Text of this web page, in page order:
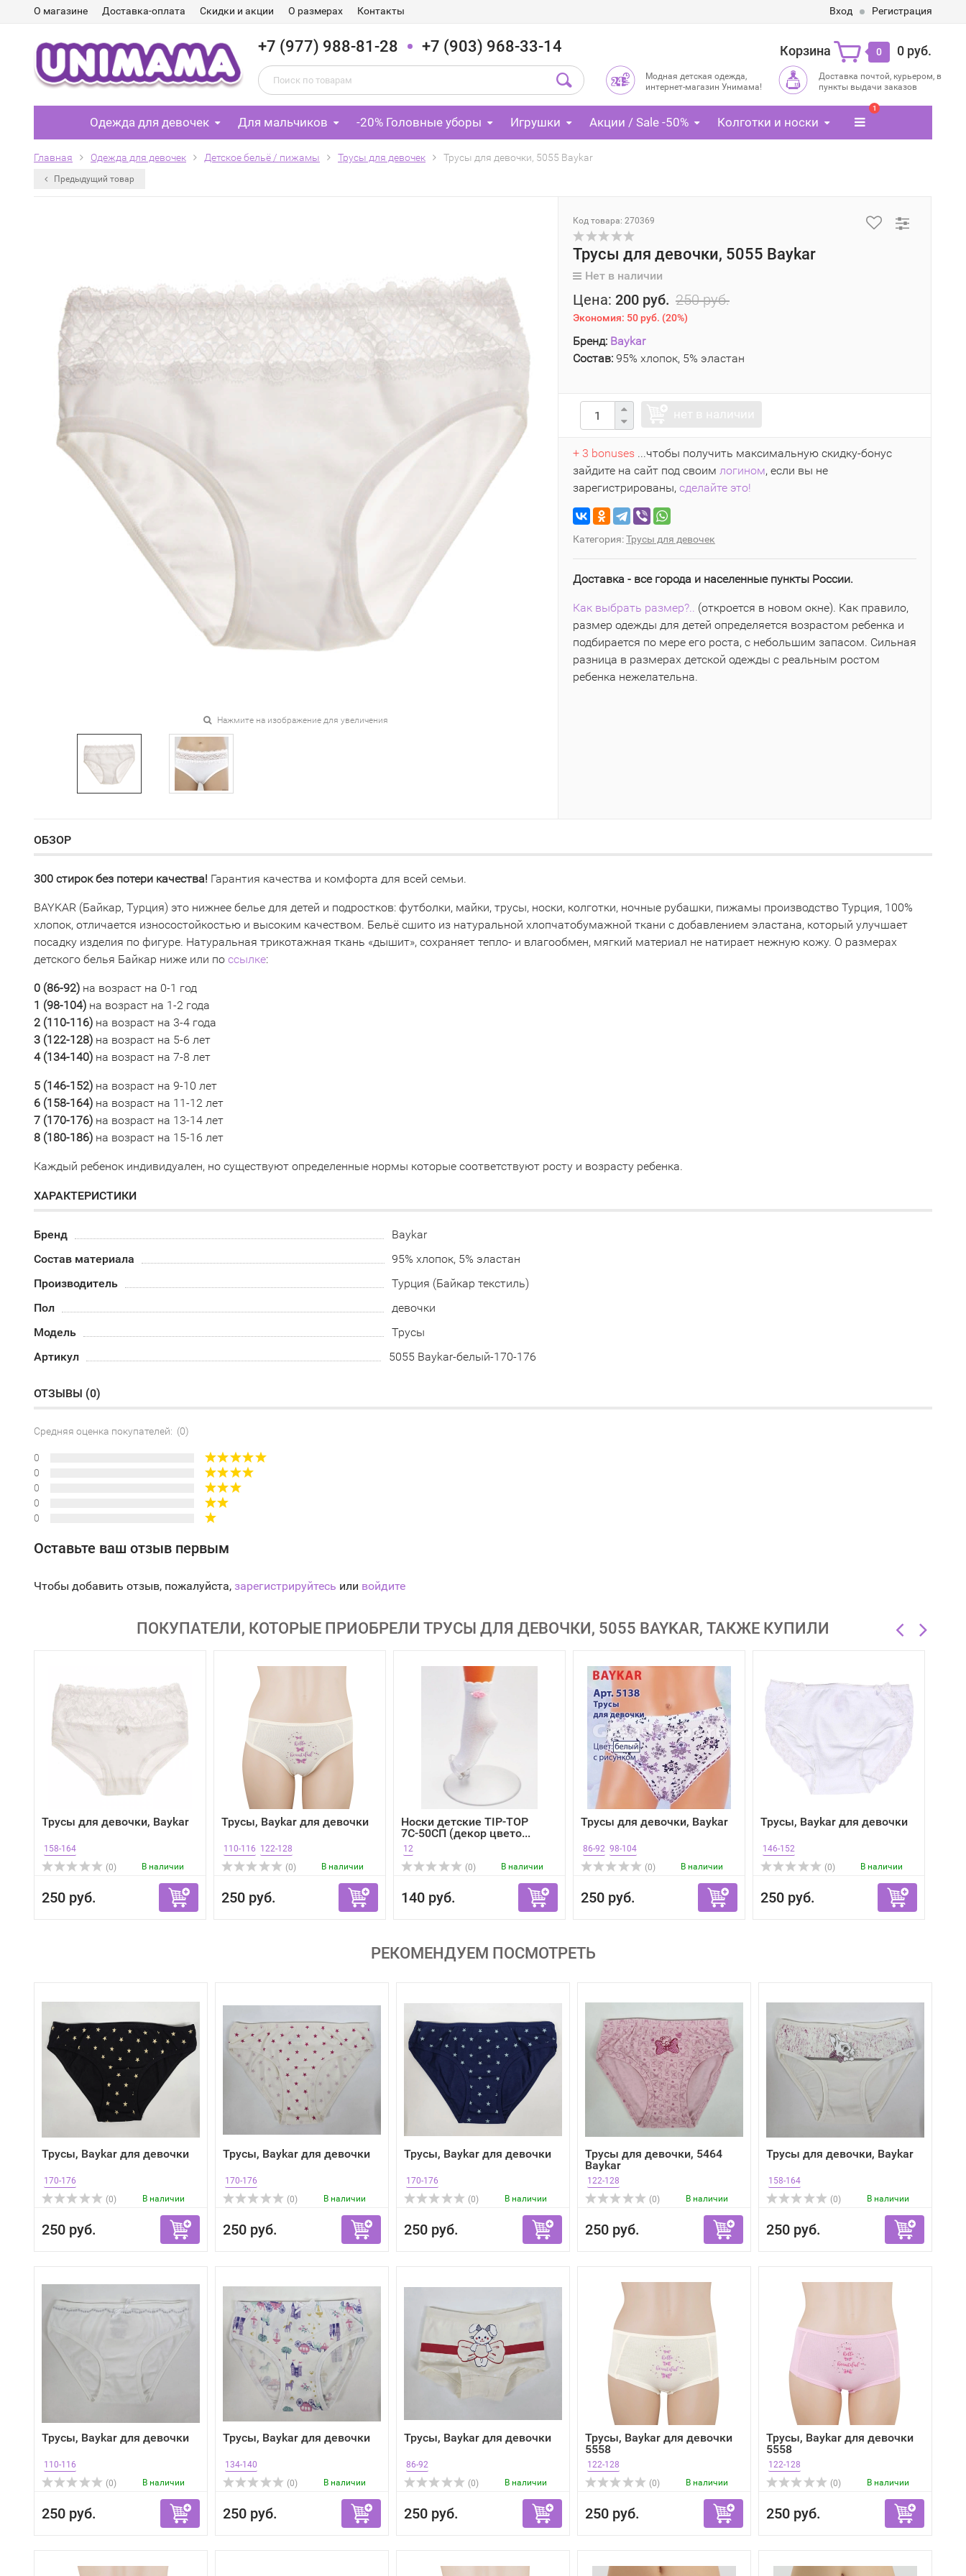
О магазине Доставка-оплата Скидки и акции О размерах Контакты Вход Регистрация
+7 (977) 988-81-28 +7 (903) 968-33-14 Корзина 0 0 руб.
Модная детская одежда,
интернет-магазин Унимама!
Доставка почтой, курьером, в
пункты выдачи заказов
Одежда для девочек Для мальчиков -20% Головные уборы Игрушки Акции / Sale -50% Колготки и носки
1
Главная Одежда для девочек Детское бельё / пижамы Трусы для девочек Трусы для девочки, 5055 Baykar
Предыдущий товар
Нажмите на изображение для увеличения
Код товара: 270369
Трусы для девочки, 5055 Baykar
Нет в наличии
Цена: 200 руб. 250 руб.
Экономия: 50 руб. (20%)
Бренд: Baykar
Состав: 95% хлопок, 5% эластан
+ 3 bonuses ...чтобы получить максимальную скидку-бонус
зайдите на сайт под своим логином, если вы не
зарегистрированы, сделайте это!
Категория:Трусы для девочек
Доставка - все города и населенные пункты России.
Как выбрать размер?.. (откроется в новом окне). Как правило,
размер одежды для детей определяется возрастом ребенка и
подбирается по мере его роста, с небольшим запасом. Сильная
разница в размерах детской одежды с реальным ростом
ребенка нежелательна.
ОБЗОР
300 стирок без потери качества! Гарантия качества и комфорта для всей семьи.
BAYKAR (Байкар, Турция) это нижнее белье для детей и подростков: футболки, майки, трусы, носки, колготки, ночные рубашки, пижамы производство Турция, 100%
хлопок, отличается износостойкостью и высоким качеством. Бельё сшито из натуральной хлопчатобумажной ткани с добавлением эластана, который улучшает
посадку изделия по фигуре. Натуральная трикотажная ткань «дышит», сохраняет тепло- и влагообмен, мягкий материал не натирает нежную кожу. О размерах
детского белья Байкар ниже или по ссылке:
0 (86-92) на возраст на 0-1 год
1 (98-104) на возраст на 1-2 года
2 (110-116) на возраст на 3-4 года
3 (122-128) на возраст на 5-6 лет
4 (134-140) на возраст на 7-8 лет
5 (146-152) на возраст на 9-10 лет
6 (158-164) на возраст на 11-12 лет
7 (170-176) на возраст на 13-14 лет
8 (180-186) на возраст на 15-16 лет
Каждый ребенок индивидуален, но существуют определенные нормы которые соответствуют росту и возрасту ребенка.
ХАРАКТЕРИСТИКИ
Бренд
Baykar
Состав материала
95% хлопок, 5% эластан
Производитель
Турция (Байкар текстиль)
Пол
девочки
Модель
Трусы
Артикул
5055 Baykar-белый-170-176
ОТЗЫВЫ (0)
Средняя оценка покупателей: (0)
0
0
0
0
0
Оставьте ваш отзыв первым
Чтобы добавить отзыв, пожалуйста, зарегистрируйтесь или войдите
ПОКУПАТЕЛИ, КОТОРЫЕ ПРИОБРЕЛИ ТРУСЫ ДЛЯ ДЕВОЧКИ, 5055 BAYKAR, ТАКЖЕ КУПИЛИ
Трусы для девочки, Baykar
158-164
(0)
В наличии
250 руб.
Трусы, Baykar для девочки
110-116 122-128
(0)
В наличии
250 руб.
Носки детские TIP-TOP
7С-50СП (декор цвето...
12
(0)
В наличии
140 руб.
Трусы для девочки, Baykar
86-92 98-104
(0)
В наличии
250 руб.
Трусы, Baykar для девочки
146-152
(0)
В наличии
250 руб.
РЕКОМЕНДУЕМ ПОСМОТРЕТЬ
Трусы, Baykar для девочки
170-176
(0)
В наличии
250 руб.
Трусы, Baykar для девочки
170-176
(0)
В наличии
250 руб.
Трусы, Baykar для девочки
170-176
(0)
В наличии
250 руб.
Трусы для девочки, 5464
Baykar
122-128
(0)
В наличии
250 руб.
Трусы для девочки, Baykar
158-164
(0)
В наличии
250 руб.
Трусы, Baykar для девочки
110-116
(0)
В наличии
250 руб.
Трусы, Baykar для девочки
134-140
(0)
В наличии
250 руб.
Трусы, Baykar для девочки
86-92
(0)
В наличии
250 руб.
Трусы, Baykar для девочки
5558
122-128
(0)
В наличии
250 руб.
Трусы, Baykar для девочки
5558
122-128
(0)
В наличии
250 руб.